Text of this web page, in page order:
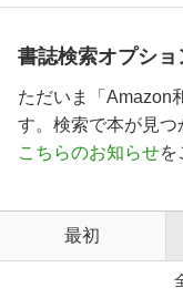
書誌検索オプショ
ただいま「Amazon
す。検索で本が見
こちらのお知らせを
最初